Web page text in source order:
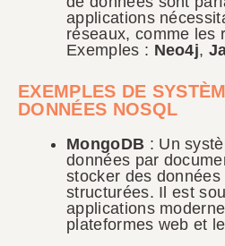
applications
réseaux, comme les
Exemples : Neo4j,
EXEMPLES DE
DONNÉES NOSQL
MongoDB : Un
données par
stocker des
structurées. Il est
applications
plateformes web et